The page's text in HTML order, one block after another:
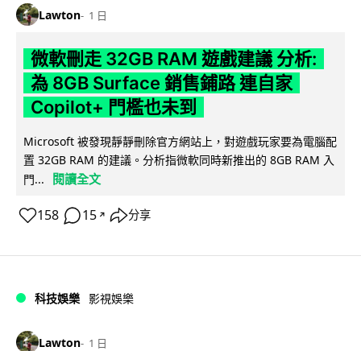
Lawton 1 日
微軟刪走 32GB RAM 遊戲建議 分析:
為 8GB Surface 銷售鋪路 連自家
Copilot+ 門檻也未到
Microsoft 被發現靜靜刪除官方網站上，對遊戲玩家要為電腦配
置 32GB RAM 的建議。分析指微軟同時新推出的 8GB RAM 入
門...
閱讀全文
158 15 ↗ 分享
科技娛樂 影視娛樂
Lawton 1 日